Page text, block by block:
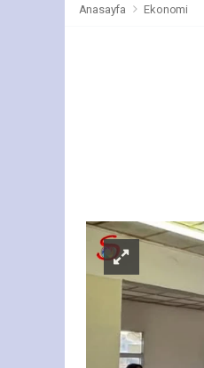
Anasayfa Ekonomi